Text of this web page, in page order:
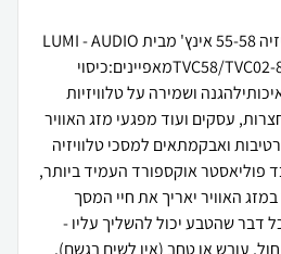
כיסוי מסך מגן עמיד לטלוויזיה 55-58 אינץ' מבית LUMI - AUDIO
LINE לומי - אודיו ליין דגם TVC58/TVC02-8מאפיינים:כיסוי
ושמירה על טלוויזיות
עסקים ועוד מפגעי מזג האוויר
ואבקמתאים למסכי טלוויזיה
מיוצר מבד פוליאסטר אוקספורד העמיד ביותר,
במזג האוויר יאריך את חיי המסך
דבר שהטבע יכול להשליך עליו -
עובש או טחב (אין לשים בגשם).